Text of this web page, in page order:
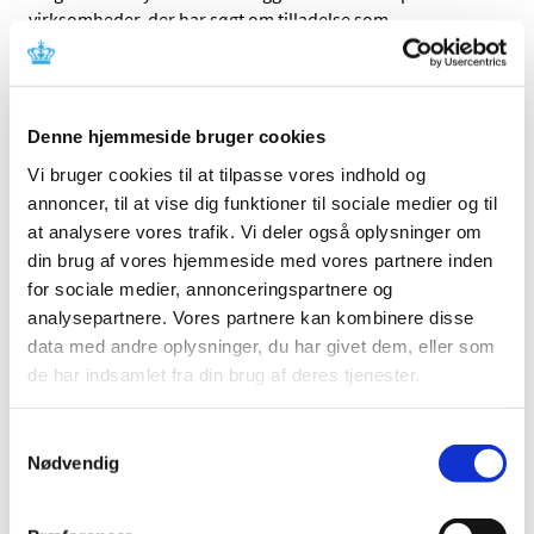
Denne hjemmeside bruger cookies
Vi bruger cookies til at tilpasse vores indhold og
annoncer, til at vise dig funktioner til sociale medier og til
at analysere vores trafik. Vi deler også oplysninger om
din brug af vores hjemmeside med vores partnere inden
for sociale medier, annonceringspartnere og
analysepartnere. Vores partnere kan kombinere disse
data med andre oplysninger, du har givet dem, eller som
de har indsamlet fra din brug af deres tjenester.
Nødvendig
virksomheder, der har søgt om tilladelse som
Suspendering af Europharma DK ApS'
lægemidler
|8. november 2017|
Lægemiddelstyrelsen har tirsdag den 7. november 2017
suspenderet Europharma DK ApS’ tilladelser med…
Ny Enhedschef til Enheden for
Lægemiddelsikkerhed og Medicinsk Udstyr
|3. november 2017 |
Jens Piero Quartarolo er ansat som ny enhedchef og
kommer til at indgå i Lægemiddelstyrelsens…
Det er igen muligt at ansøge om tilladelse til